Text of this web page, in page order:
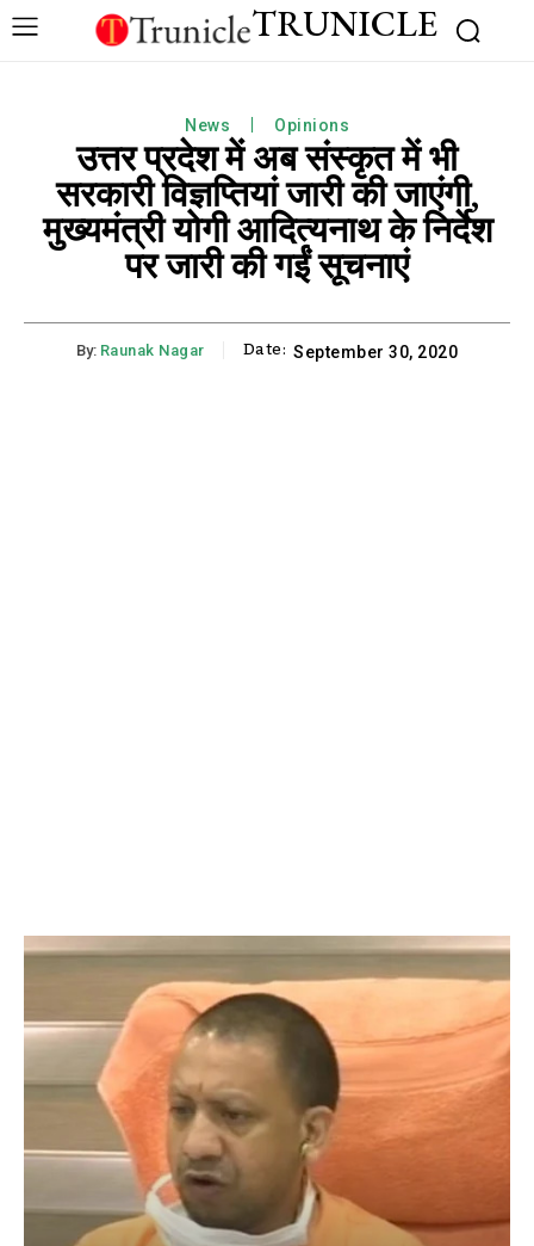
TRUNICLE
News Opinions
उत्तर प्रदेश में अब संस्कृत में भी
सरकारी विज्ञप्तियां जारी की जाएंगी,
मुख्यमंत्री योगी आदित्यनाथ के निर्देश
पर जारी की गईं सूचनाएं
By: Raunak Nagar Date: September 30, 2020